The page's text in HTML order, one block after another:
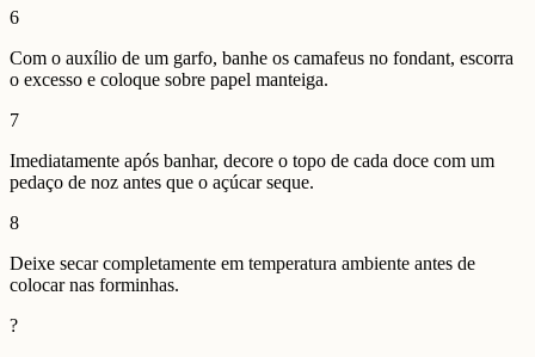
6
Com o auxílio de um garfo, banhe os camafeus no fondant, escorra
o excesso e coloque sobre papel manteiga.
7
Imediatamente após banhar, decore o topo de cada doce com um
pedaço de noz antes que o açúcar seque.
8
Deixe secar completamente em temperatura ambiente antes de
colocar nas forminhas.
?